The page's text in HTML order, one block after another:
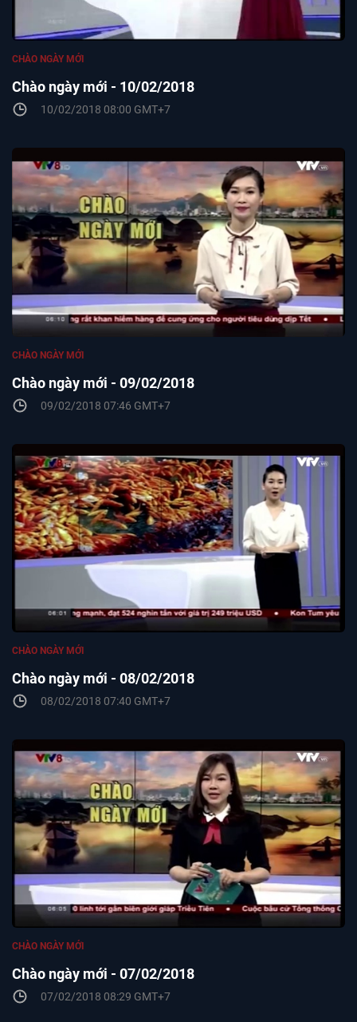
Chào ngày mới - 10/02/2018
CHÀO NGÀY MỚI
10/02/2018 08:00 GMT+7
Chào ngày mới - 09/02/2018
CHÀO NGÀY MỚI
09/02/2018 07:46 GMT+7
Chào ngày mới - 08/02/2018
CHÀO NGÀY MỚI
08/02/2018 07:40 GMT+7
Chào ngày mới - 07/02/2018
CHÀO NGÀY MỚI
07/02/2018 08:29 GMT+7